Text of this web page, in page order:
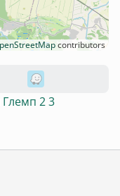
contributors
2 3